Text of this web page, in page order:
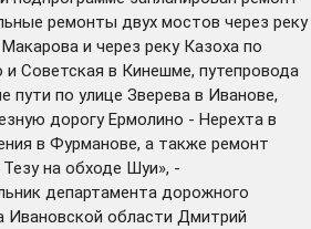
ремонты двух мостов через реку
и через реку Казоха по
и Советская в Кинешме, путепровода
пути по улице Зверева в Иванове,
дорогу Ермолино - Нерехта в
в Фурманове, а также ремонт
на обходе Шуи», -
департамента дорожного
Ивановской области Дмитрий